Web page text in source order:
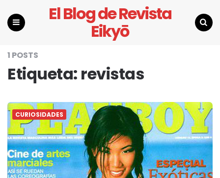
El Blog de Revista
Eikyō
1 POSTS
Etiqueta: revistas
CURIOSIDADES